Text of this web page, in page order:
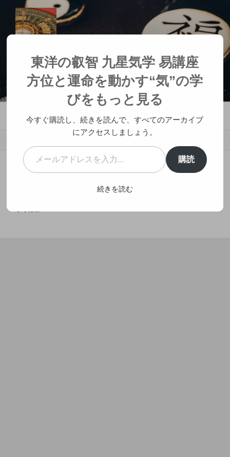
キ
ッ
東洋の叡智 九星気学 易講座 方位と
運命を動かす“気”の学び
人生が変わる神社参拝
メニュー
2019年7月5日投稿者:治癒士 風雷龍
山火賁さんかひ 易カウンセラー風
東洋の叡智 九星気学 易講座
方位と運命を動かす“気”の学
びをもっと見る
今すぐ購読し、続きを読んで、すべてのアーカイブ
にアクセスしましょう。
メールアドレスを入力...
購読
続きを読む